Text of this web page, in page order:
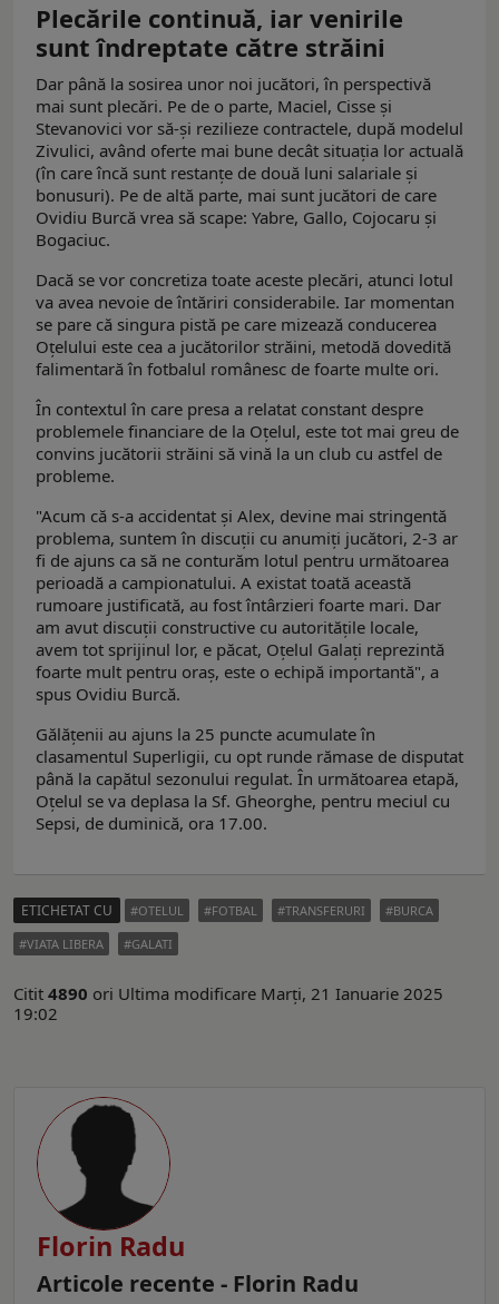
Plecările continuă, iar venirile
sunt îndreptate către străini
Dar până la sosirea unor noi jucători, în perspectivă
mai sunt plecări. Pe de o parte, Maciel, Cisse și
Stevanovici vor să-şi rezilieze contractele, după modelul
Zivulici, având oferte mai bune decât situația lor actuală
(în care încă sunt restanțe de două luni salariale și
bonusuri). Pe de altă parte, mai sunt jucători de care
Ovidiu Burcă vrea să scape: Yabre, Gallo, Cojocaru și
Bogaciuc.
Dacă se vor concretiza toate aceste plecări, atunci lotul
va avea nevoie de întăriri considerabile. Iar momentan
se pare că singura pistă pe care mizează conducerea
Oțelului este cea a jucătorilor străini, metodă dovedită
falimentară în fotbalul românesc de foarte multe ori.
În contextul în care presa a relatat constant despre
problemele financiare de la Oțelul, este tot mai greu de
convins jucătorii străini să vină la un club cu astfel de
probleme.
"Acum că s-a accidentat și Alex, devine mai stringentă
problema, suntem în discuții cu anumiți jucători, 2-3 ar
fi de ajuns ca să ne conturăm lotul pentru următoarea
perioadă a campionatului. A existat toată această
rumoare justificată, au fost întârzieri foarte mari. Dar
am avut discuții constructive cu autoritățile locale,
avem tot sprijinul lor, e păcat, Oțelul Galați reprezintă
foarte mult pentru oraș, este o echipă importantă", a
spus Ovidiu Burcă.
Gălățenii au ajuns la 25 puncte acumulate în
clasamentul Superligii, cu opt runde rămase de disputat
până la capătul sezonului regulat. În următoarea etapă,
Oţelul se va deplasa la Sf. Gheorghe, pentru meciul cu
Sepsi, de duminică, ora 17.00.
ETICHETAT CU OTELUL FOTBAL TRANSFERURI
BURCA
VIATA LIBERA
GALATI
Citit 4890 ori Ultima modificare Marți, 21 Ianuarie 2025
19:02
Florin Radu
Articole recente - Florin Radu